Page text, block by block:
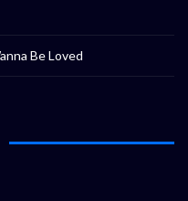
Be Loved